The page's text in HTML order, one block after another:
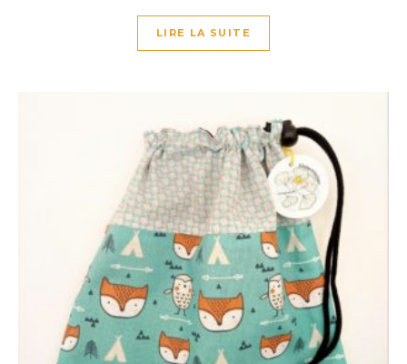
LIRE LA SUITE